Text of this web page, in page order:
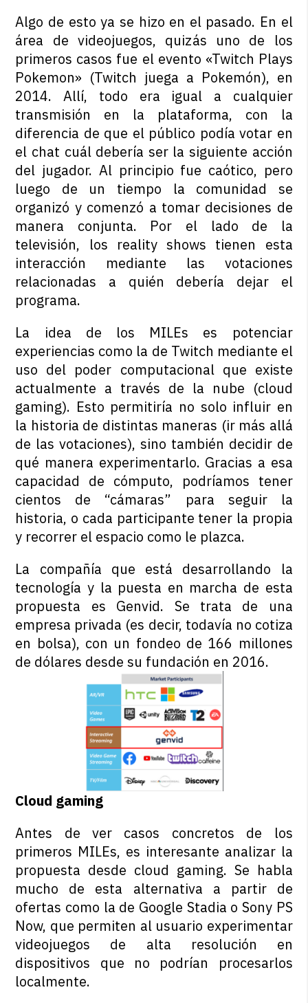
Algo de esto ya se hizo en el pasado. En el
área de videojuegos, quizás uno de los
primeros casos fue el evento «Twitch Plays
Pokemon» (Twitch juega a Pokemón), en
2014. Allí, todo era igual a cualquier
transmisión en la plataforma, con la
diferencia de que el público podía votar en
el chat cuál debería ser la siguiente acción
del jugador. Al principio fue caótico, pero
luego de un tiempo la comunidad se
organizó y comenzó a tomar decisiones de
manera conjunta. Por el lado de la
televisión, los reality shows tienen esta
interacción mediante las votaciones
relacionadas a quién debería dejar el
programa.
La idea de los MILEs es potenciar
experiencias como la de Twitch mediante el
uso del poder computacional que existe
actualmente a través de la nube (cloud
gaming). Esto permitiría no solo influir en
la historia de distintas maneras (ir más allá
de las votaciones), sino también decidir de
qué manera experimentarlo. Gracias a esa
capacidad de cómputo, podríamos tener
cientos de “cámaras” para seguir la
historia, o cada participante tener la propia
y recorrer el espacio como le plazca.
La compañía que está desarrollando la
tecnología y la puesta en marcha de esta
propuesta es Genvid. Se trata de una
empresa privada (es decir, todavía no cotiza
en bolsa), con un fondeo de 166 millones
de dólares desde su fundación en 2016.
Cloud gaming
Antes de ver casos concretos de los
primeros MILEs, es interesante analizar la
propuesta desde cloud gaming. Se habla
mucho de esta alternativa a partir de
ofertas como la de Google Stadia o Sony PS
Now, que permiten al usuario experimentar
videojuegos de alta resolución en
dispositivos que no podrían procesarlos
localmente.